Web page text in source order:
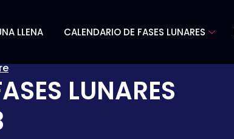
LLENA CALENDARIO DE FASES LUNARES
LUNARES